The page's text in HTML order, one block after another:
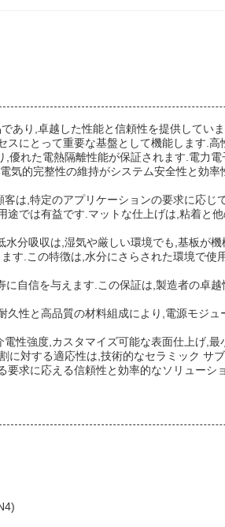
り,卓越した性能と信頼性を提供してい
にとって重要な基盤として機能します.
れた電熱隔離性能が保証されます.電力
的完整性の維持がシステム安全性と効
は,特定のアプリケーションの要求に応
では有益です.マットな仕上げは,粘着と
分吸収は,湿気や厳しい環境でも,基板が
.この特徴は,水分にさらされた環境で
自信を与えます.この保証は,製造者の卓
性と高品質の材料組成により,電源モジ
性強度,カスタマイズ可能な表面仕上げ,
対する適応性は,技術的なセラミック サ
求に応える信頼性と効率的なソリューシ